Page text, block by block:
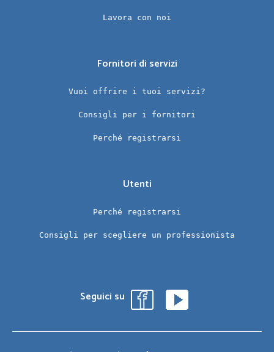
Lavora con noi
Fornitori di servizi
Vuoi offrire i tuoi servizi?
Consigli per i fornitori
Perché registrarsi
Utenti
Perché registrarsi
Consigli per scegliere un professionista
Seguici su